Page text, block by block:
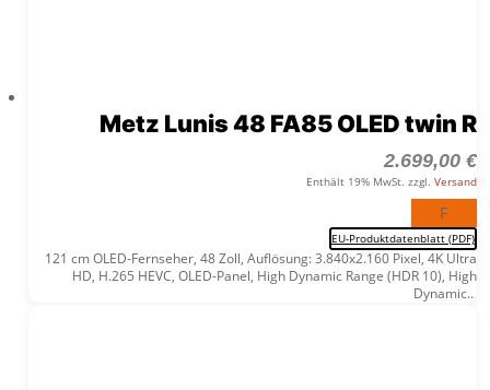
Metz Lunis 48 FA85 OLED twin R
2.699,00 €
Enthält 19% MwSt. zzgl. Versand
F
EU-Produktdatenblatt (PDF)
121 cm OLED-Fernseher, 48 Zoll, Auflösung: 3.840x2.160 Pixel, 4K Ultra
HD, H.265 HEVC, OLED-Panel, High Dynamic Range (HDR 10), High
Dynamic...